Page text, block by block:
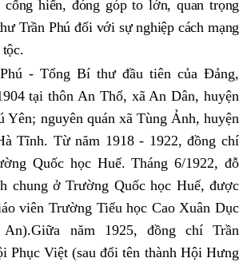
cống hiến, đóng góp to lớn, quan trọng
Trần Phúđối với sự nghiệp cách mạng
- Tổng Bí thư đầu tiên của Đảng,
tại thôn An Thổ, xã An Dân, huyện
Yên; nguyên quán xã Tùng Ảnh, huyện
Tĩnh. Từ năm 1918 - 1922, đồng chí
Quốc học Huế. Tháng 6/1922, đỗ
chung ở Trường Quốc học Huế, được
viên Trường Tiểu học Cao Xuân Dục
năm 1925, đồng chí Trần
Phục Việt (sau đổi tên thành Hội Hưng